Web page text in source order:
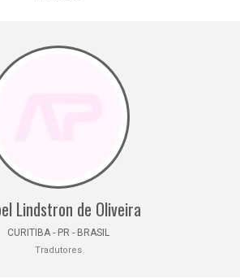
Lindstron de Oliveira
CURITIBA - PR - BRASIL
Tradutores